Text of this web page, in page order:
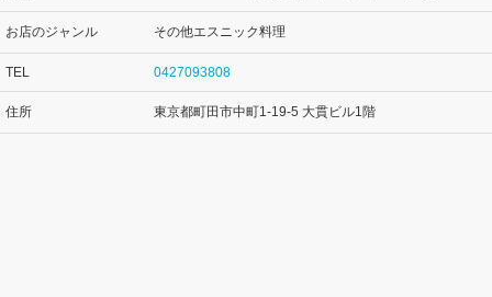
お店のジャンル その他エスニック料理
TEL 0427093808
住所 東京都町田市中町1-19-5 大貫ビル1階